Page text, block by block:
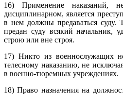
16) Применение наказаний,
дисциплинарном, является
в нем должны предаваться суду.
предан суду всякий начальник,
строю или вне строя.
17) Никто из военнослужащих
телесному наказанию, не
в военно-тюремных учреждениях.
18) Право назначения на